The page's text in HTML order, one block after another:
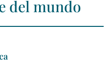
del mundo